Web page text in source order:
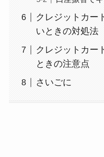
クレジットカー
いときの対処法
クレジットカー
ときの注意点
さいごに